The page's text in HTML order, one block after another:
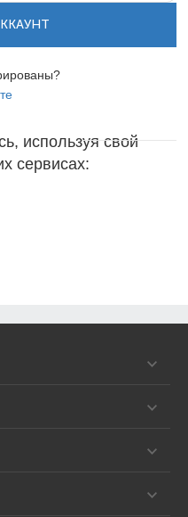
используя свой
сервисах: